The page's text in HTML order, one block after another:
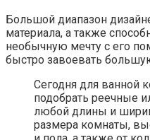
Большой диапазон
материала, а также
необычную мечту с его
быстро завоевать
Сегодня для ванной
подобрать реечные
любой длины и
размера комнаты,